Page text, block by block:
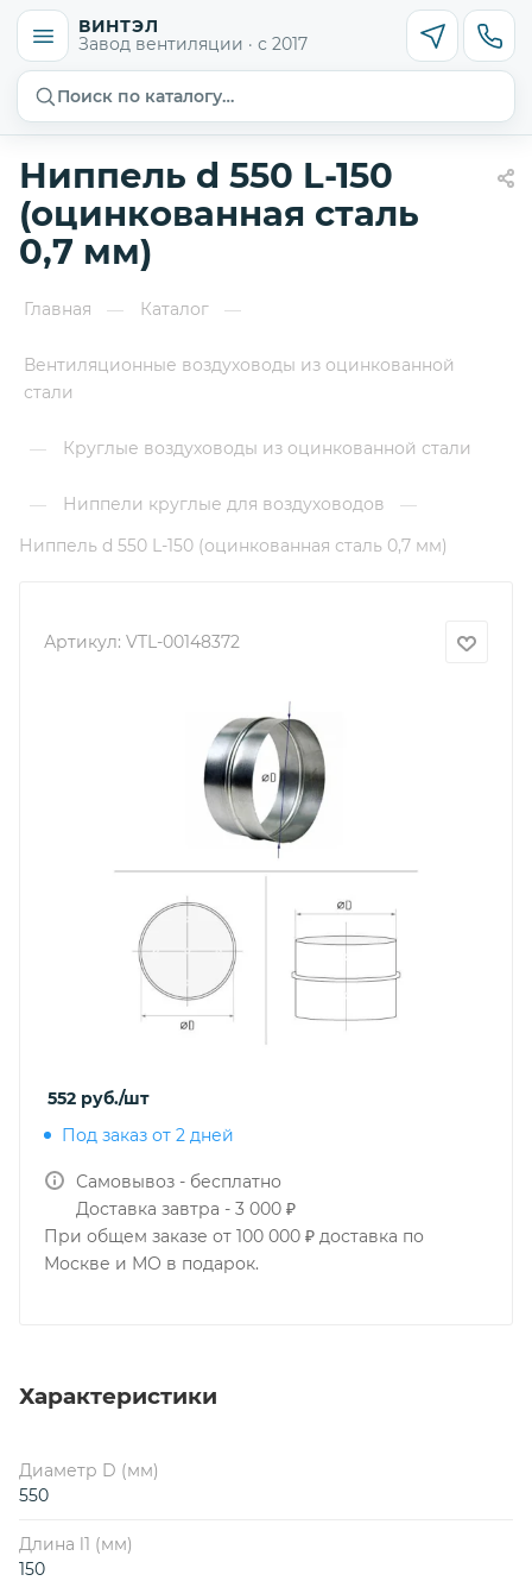
ВИНТЭЛ
Завод вентиляции · с 2017
Поиск по каталогу…
Ниппель d 550 L-150
(оцинкованная сталь
0,7 мм)
Главная — Каталог —
Вентиляционные воздуховоды из оцинкованной
стали
— Круглые воздуховоды из оцинкованной стали
— Ниппели круглые для воздуховодов
—
Ниппель d 550 L-150 (оцинкованная сталь 0,7 мм)
Артикул: VTL-00148372
552 руб./шт
Под заказ от 2 дней
Самовывоз - бесплатно
Доставка завтра - 3 000 ₽
При общем заказе от 100 000 ₽ доставка по
Москве и МО в подарок.
Характеристики
Диаметр D (мм)
550
Длина l1 (мм)
150